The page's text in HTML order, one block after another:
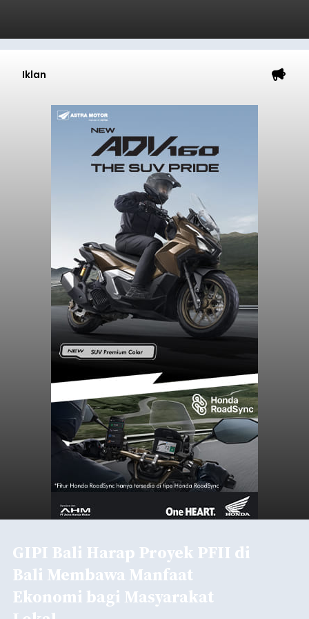
Iklan
GIPI Bali Harap Proyek PFII di
Bali Membawa Manfaat
Ekonomi bagi Masyarakat